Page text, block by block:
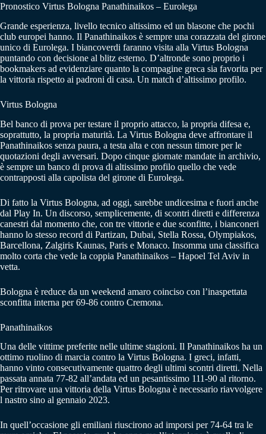
Pronostico Virtus Bologna Panathinaikos – Eurolega
Grande esperienza, livello tecnico altissimo ed un blasone che pochi
club europei hanno. Il Panathinaikos è sempre una corazzata del girone
unico di Eurolega. I biancoverdi faranno visita alla Virtus Bologna
puntando con decisione al blitz esterno. D’altronde sono proprio i
bookmakers ad evidenziare quanto la compagine greca sia favorita per
la vittoria rispetto ai padroni di casa. Un match d’altissimo profilo.
Virtus Bologna
Bel banco di prova per testare il proprio attacco, la propria difesa e,
soprattutto, la propria maturità. La Virtus Bologna deve affrontare il
Panathinaikos senza paura, a testa alta e con nessun timore per le
quotazioni degli avversari. Dopo cinque giornate mandate in archivio,
è sempre un banco di prova di altissimo profilo quello che vede
contrapposti alla capolista del girone di Eurolega.
Di fatto la Virtus Bologna, ad oggi, sarebbe undicesima e fuori anche
dal Play In. Un discorso, semplicemente, di scontri diretti e differenza
canestri dal momento che, con tre vittorie e due sconfitte, i bianconeri
hanno lo stesso record di Partizan, Dubai, Stella Rossa, Olympiakos,
Barcellona, Zalgiris Kaunas, Paris e Monaco. Insomma una classifica
molto corta che vede la coppia Panathinaikos – Hapoel Tel Aviv in
vetta.
Bologna è reduce da un weekend amaro coinciso con l’inaspettata
sconfitta interna per 69-86 contro Cremona.
Panathinaikos
Una delle vittime preferite nelle ultime stagioni. Il Panathinaikos ha un
ottimo ruolino di marcia contro la Virtus Bologna. I greci, infatti,
hanno vinto consecutivamente quattro degli ultimi scontri diretti. Nella
passata annata 77-82 all’andata ed un pesantissimo 111-90 al ritorno.
Per ritrovare una vittoria della Virtus Bologna è necessario riavvolgere
l nastro sino al gennaio 2023.
In quell’occasione gli emiliani riuscirono ad imporsi per 74-64 tra le